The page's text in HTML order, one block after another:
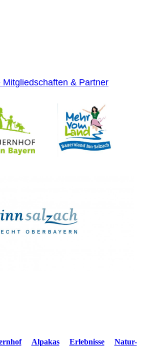
Mitgliedschaften & Partner
Alpakas Erlebnisse
Natur-